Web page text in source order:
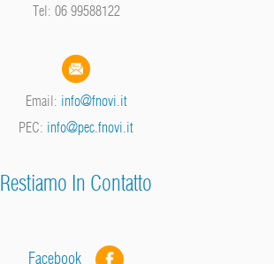
Tel: 06 99588122
Email: info@fnovi.it
PEC: info@pec.fnovi.it
Restiamo In Contatto
Facebook